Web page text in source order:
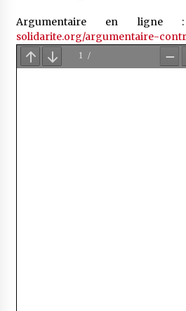
Argumentaire en
solidarite.org/argumentaire-